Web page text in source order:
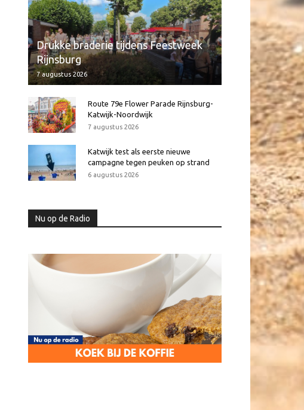
Drukke braderie tijdens Feestweek
Rijnsburg
7 augustus 2026
Route 79e Flower Parade Rijnsburg-
Katwijk-Noordwijk
7 augustus 2026
Katwijk test als eerste nieuwe
campagne tegen peuken op strand
6 augustus 2026
Nu op de Radio